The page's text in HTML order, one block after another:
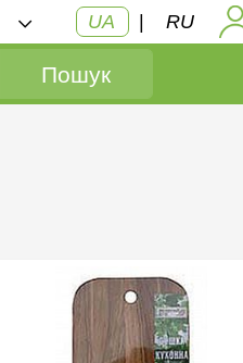
UA | RU
Пошук